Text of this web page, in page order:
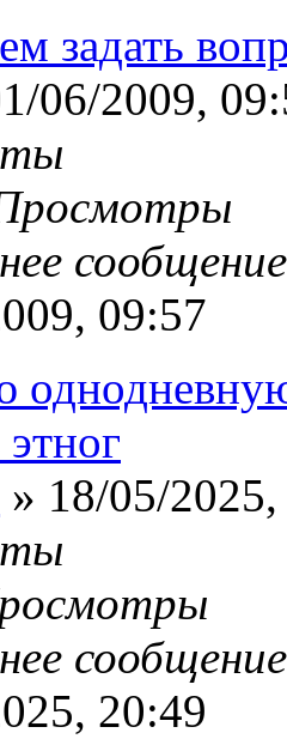
задать
06/2009,
09:57
» 18/05/
20:49